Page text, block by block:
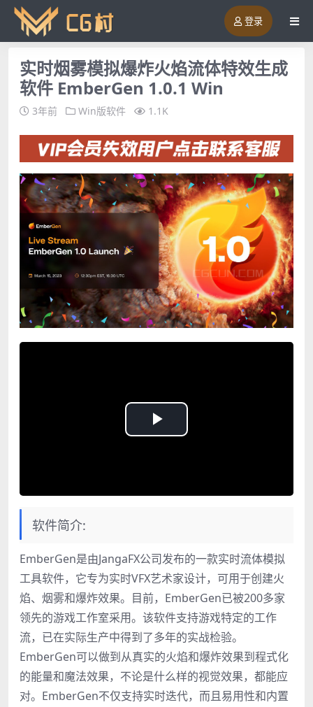
登录
实时烟雾模拟爆炸火焰流体特效生成
软件 EmberGen 1.0.1 Win
3年前 Win版软件 1.1K
Play
软件简介:
EmberGen是由JangaFX公司发布的一款实时流体模拟
工具软件，它专为实时VFX艺术家设计，可用于创建火
焰、烟雾和爆炸效果。目前，EmberGen已被200多家
领先的游戏工作室采用。该软件支持游戏特定的工作
流，已在实际生产中得到了多年的实战检验。
EmberGen可以做到从真实的火焰和爆炸效果到程式化
的能量和魔法效果，不论是什么样的视觉效果，都能应
对。EmberGen不仅支持实时迭代，而且易用性和内置